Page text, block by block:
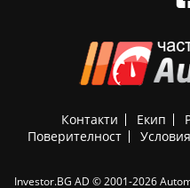
Контакти Екип
Поверителност
Investor.BG AD © 2001-2026